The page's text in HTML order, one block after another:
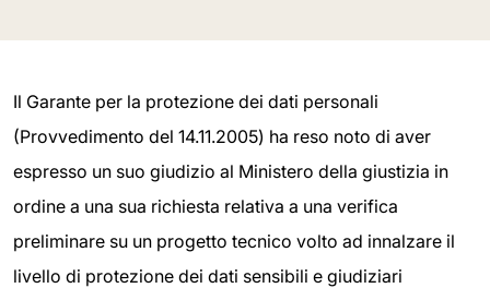
Il Garante per la protezione dei dati personali
(Provvedimento del 14.11.2005) ha reso noto di aver
espresso un suo giudizio al Ministero della giustizia in
ordine a una sua richiesta relativa a una verifica
preliminare su un progetto tecnico volto ad innalzare il
livello di protezione dei dati sensibili e giudiziari